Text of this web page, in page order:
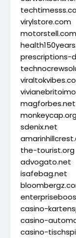
virylstore.com
motorstell.com
prescriptions-
magforbes.net
sdenix.net
the-tourist.org
advogato.net
isafebag.net
casino-
casino-
casino-